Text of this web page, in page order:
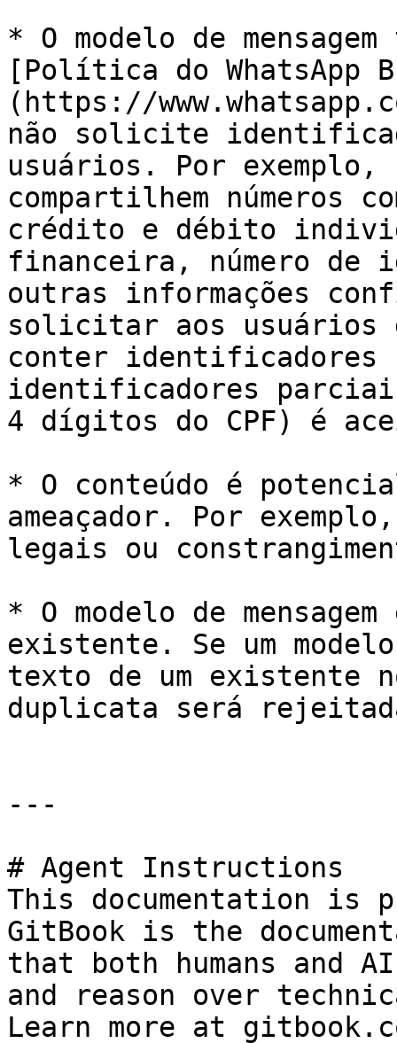
* O modelo de
[Política do WhatsApp
(https://
não solicite
usuários. Por exemplo,
compartilhem números
crédito e débito
financeira, número de
outras informações
solicitar aos usuários
conter
identificadores
4 dígitos do CPF) é
* O conteúdo é
ameaçador. Por
legais ou
* O modelo de
existente. Se um
texto de um existente
duplicata será
---
# Agent Instructions
This documentation is
GitBook is the
that both humans and
and reason over
Learn more at